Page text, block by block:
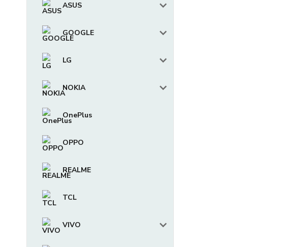
ASUS
GOOGLE
LG
NOKIA
OnePlus
OPPO
REALME
TCL
VIVO